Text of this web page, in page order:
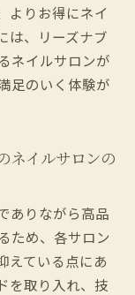
を比較
イルサロン
のおすすめネ
ルサロン紹
ロンを選ぶ
のサロン
川市のオア
よりお得にネイ
は、リーズナブ
ネイルサロンが
足のいく体験が
ネイルサロンの
ありながら高品
ため、各サロン
えている点にあ
を取り入れ、技